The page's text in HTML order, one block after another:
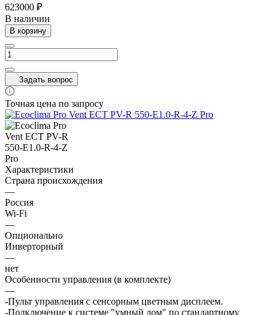
623000 ₽
В наличии
В корзину
Задать вопрос
Точная цена по запросу
Характеристики
Страна происхождения
—
Россия
Wi-Fi
—
Опционально
Инверторный
—
нет
Особенности управления (в комплекте)
—
-Пульт управления с сенсорным цветным дисплеем.
-Подключение к системе "умный дом" по стандартному